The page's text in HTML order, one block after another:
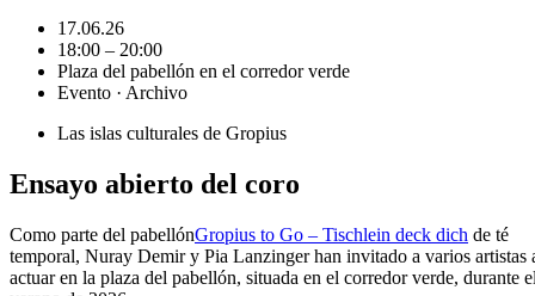
17.06.26
18:00 – 20:00
Plaza del pabellón en el corredor verde
Evento · Archivo
Las islas culturales de Gropius
Ensayo abierto del coro
Como parte del pabellónGropius to Go – Tischlein deck dich de té
temporal, Nuray Demir y Pia Lanzinger han invitado a varios artistas
actuar en la plaza del pabellón, situada en el corredor verde, durante